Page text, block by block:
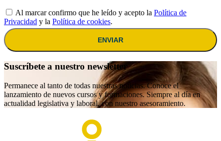
Al marcar confirmo que he leído y acepto la Política de
Privacidad y la Política de cookies.
ENVIAR
Suscríbete a nuestro newsletter
Permanece al tanto de todas nuestras noticias. Conoce el
lanzamiento de nuevos cursos y formaciones. Siempre al día en
actualidad legislativa y laboral, con nuestro asesoramiento.